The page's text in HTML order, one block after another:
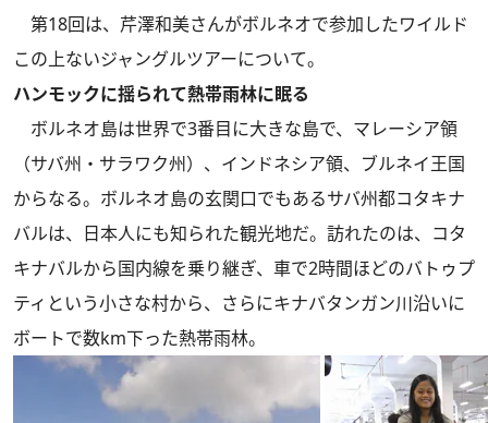
第18回は、芹澤和美さんがボルネオで参加したワイルド
この上ないジャングルツアーについて。
ハンモックに揺られて熱帯雨林に眠る
ボルネオ島は世界で3番目に大きな島で、マレーシア領
（サバ州・サラワク州）、インドネシア領、ブルネイ王国
からなる。ボルネオ島の玄関口でもあるサバ州都コタキナ
バルは、日本人にも知られた観光地だ。訪れたのは、コタ
キナバルから国内線を乗り継ぎ、車で2時間ほどのバトゥプ
ティという小さな村から、さらにキナバタンガン川沿いに
ボートで数km下った熱帯雨林。